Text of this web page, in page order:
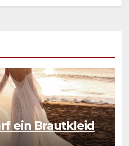
ein Brautkleid